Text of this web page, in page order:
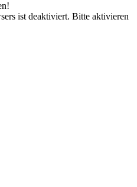
ist deaktiviert. Bitte aktivieren